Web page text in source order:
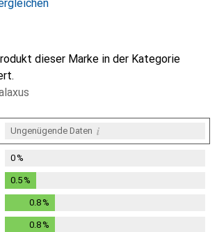
dieser Marke in der Kategorie
Ungenügende Daten i
0%
0.5%
0.8 %
0.8 %